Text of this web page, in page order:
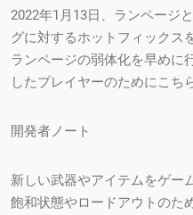
2022年1月13日、ランページ
グに対するホットフィックス
ランページの弱体化を早めに
したプレイヤーのためにこち
開発者ノート
新しい武器やアイテムをゲー
飽和状態やロードアウトのた